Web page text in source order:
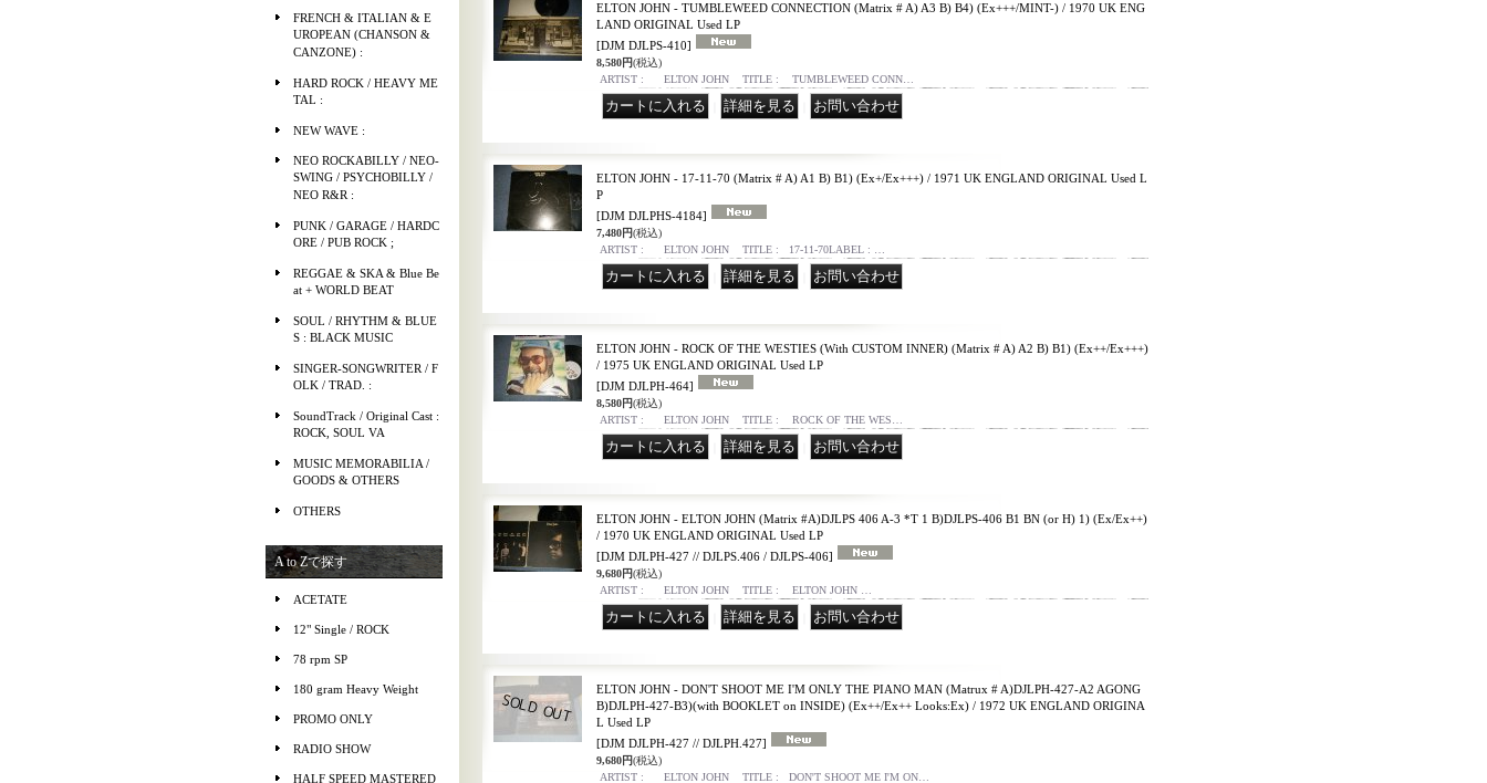
FRENCH & ITALIAN & E
UROPEAN (CHANSON &
CANZONE) :
HARD ROCK / HEAVY ME
TAL :
NEW WAVE :
NEO ROCKABILLY / NEO-
SWING / PSYCHOBILLY /
NEO R&R :
PUNK / GARAGE / HARDC
ORE / PUB ROCK ;
REGGAE & SKA & Blue Be
at + WORLD BEAT
SOUL / RHYTHM & BLUE
S : BLACK MUSIC
SINGER-SONGWRITER / F
OLK / TRAD. :
SoundTrack / Original Cast :
ROCK, SOUL VA
MUSIC MEMORABILIA /
GOODS & OTHERS
OTHERS
A to Zで探す
ACETATE
12" Single / ROCK
78 rpm SP
180 gram Heavy Weight
PROMO ONLY
RADIO SHOW
HALF SPEED MASTERED
ELTON JOHN - TUMBLEWEED CONNECTION (Matrix # A) A3 B) B4) (Ex+++/MINT-) / 1970 UK ENG
LAND ORIGINAL Used LP
[DJM DJLPS-410]
8,580円(税込)
ARTIST : ELTON JOHN TITLE : TUMBLEWEED CONN…
ELTON JOHN - 17-11-70 (Matrix # A) A1 B) B1) (Ex+/Ex+++) / 1971 UK ENGLAND ORIGINAL Used L
P
[DJM DJLPHS-4184]
7,480円(税込)
ARTIST : ELTON JOHN TITLE : 17-11-70LABEL : …
ELTON JOHN - ROCK OF THE WESTIES (With CUSTOM INNER) (Matrix # A) A2 B) B1) (Ex++/Ex+++)
/ 1975 UK ENGLAND ORIGINAL Used LP
[DJM DJLPH-464]
8,580円(税込)
ARTIST : ELTON JOHN TITLE : ROCK OF THE WES…
ELTON JOHN - ELTON JOHN (Matrix #A)DJLPS 406 A-3 *T 1 B)DJLPS-406 B1 BN (or H) 1) (Ex/Ex++)
/ 1970 UK ENGLAND ORIGINAL Used LP
[DJM DJLPH-427 // DJLPS.406 / DJLPS-406]
9,680円(税込)
ARTIST : ELTON JOHN TITLE : ELTON JOHN …
ELTON JOHN - DON'T SHOOT ME I'M ONLY THE PIANO MAN (Matrux # A)DJLPH-427-A2 AGONG
B)DJLPH-427-B3)(with BOOKLET on INSIDE) (Ex++/Ex++ Looks:Ex) / 1972 UK ENGLAND ORIGINA
L Used LP
[DJM DJLPH-427 // DJLPH.427]
9,680円(税込)
ARTIST : ELTON JOHN TITLE : DON'T SHOOT ME I'M ON…